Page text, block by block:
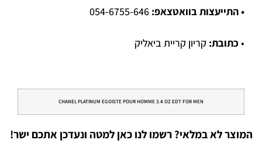
• התייעצות בוואטצאפ:
• כתובת: קריון קריית ביאליק
CHANEL PLATINUM EGOISTE POUR HOMME 3.4 OZ EDT FOR MEN
המוצר לא במלאי? רשמו לנו כאן למטה ונעדכן אתכם ישר!